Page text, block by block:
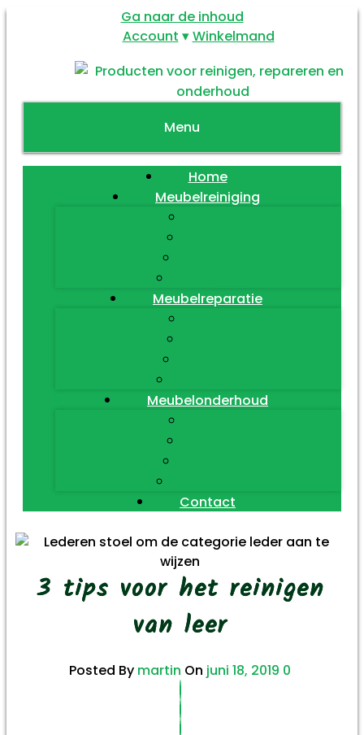
Account Winkelmand
Ga naar de inhoud
Menu
Home
Meubelreiniging
Meubelreparatie
Meubelonderhoud
Contact
3 tips voor het reinigen
van leer
Posted By martin On juni 18, 2019 0